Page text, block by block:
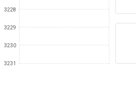
3228
3229
3230
3231